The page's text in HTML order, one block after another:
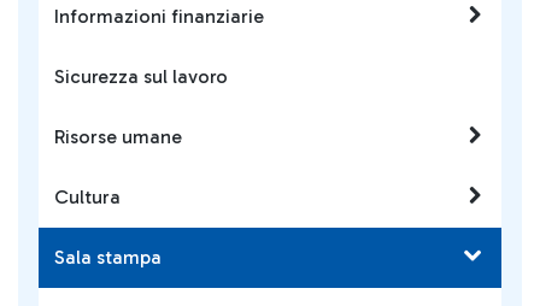
Informazioni finanziarie
Sicurezza sul lavoro
Risorse umane
Cultura
Sala stampa